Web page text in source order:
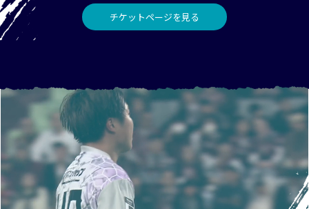
チケットページを見る